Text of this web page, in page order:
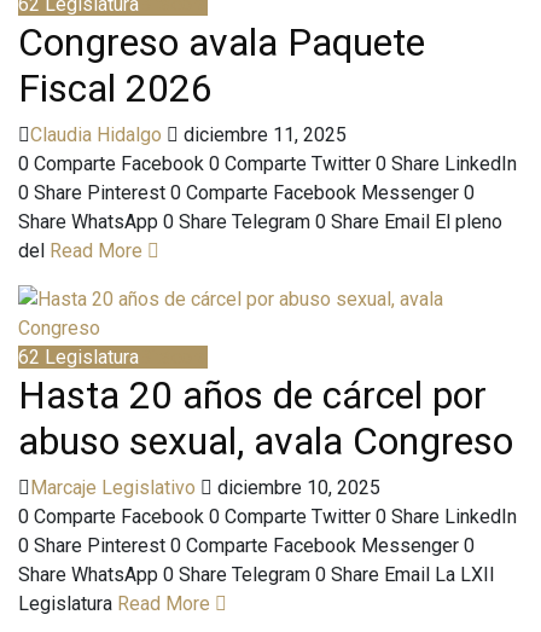
Congreso avala Paquete
Fiscal 2026
Claudia Hidalgo
diciembre 11, 2025
0 Comparte Facebook 0 Comparte Twitter 0 Share LinkedIn
0 Share Pinterest 0 Comparte Facebook Messenger 0
Share WhatsApp 0 Share Telegram 0 Share Email El pleno
del Read More
62 Legislatura
Hasta 20 años de cárcel por
abuso sexual, avala Congreso
Marcaje Legislativo
diciembre 10, 2025
0 Comparte Facebook 0 Comparte Twitter 0 Share LinkedIn
0 Share Pinterest 0 Comparte Facebook Messenger 0
Share WhatsApp 0 Share Telegram 0 Share Email La LXII
Legislatura Read More